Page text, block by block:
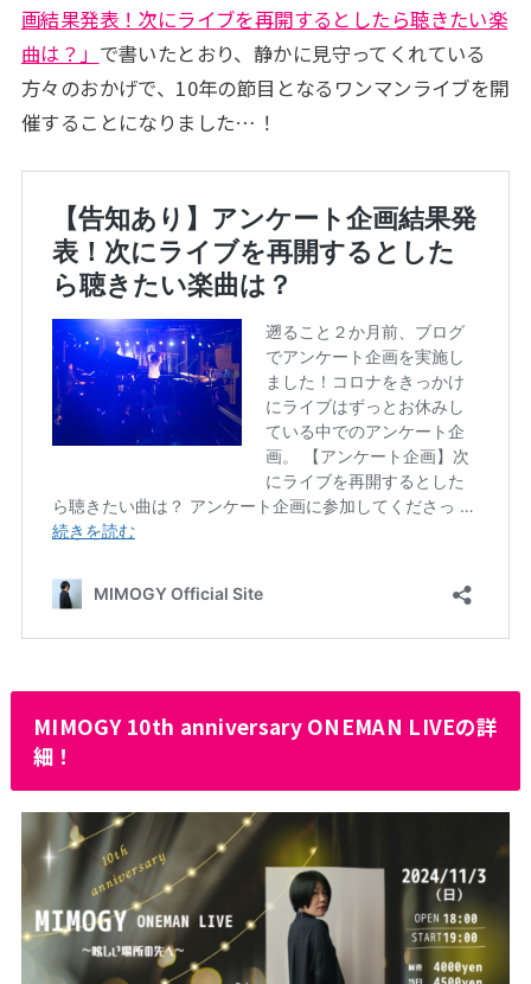
画結果発表！次にライブを再開するとしたら聴きたい楽
曲は？」 で書いたとおり、静かに見守ってくれている
方々のおかげで、10年の節目となるワンマンライブを開
催することになりました…！
MIMOGY 10th anniversary ONEMAN LIVEの詳
細！